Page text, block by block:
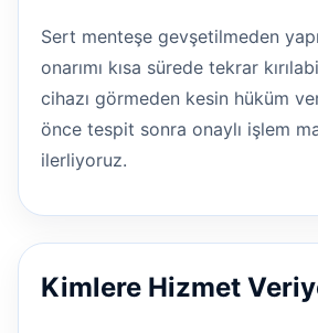
Sert menteşe gevşetilmeden
onarımı kısa sürede tekrar
cihazı görmeden kesin hüküm
önce tespit sonra onaylı işlem
ilerliyoruz.
Kimlere Hizmet